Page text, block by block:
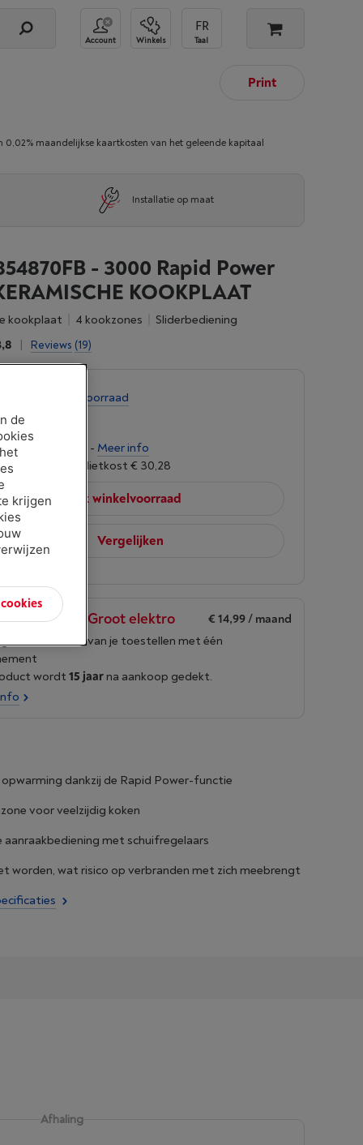
Account Winkels Taal
Print
0,02% maandelijkse kaartkosten van het geleende kapitaal
Installatie op maat
- 3000 Rapid Power
KOOKPLAAT
kookplaat 4 kookzones
sliderbediening
| Reviews (19)
Bekijk voorraad
van € 34,96 - Meer info
6,24%, Kredietkost € 30,28
Bekijk winkelvoorraad
Vergelijken
Borre Life Groot elektro € 14,99/ maand
de levensduur van je toestellen met één
wordt 15 jaarna aankoop gedekt.
opwarming dankzij de Rapid Power-functie
voor veelzijdig koken
aanraakbediening met schuifregelaars
worden, wat risico op verbranden met zich meebrengt
Afhaling
de
krijgen